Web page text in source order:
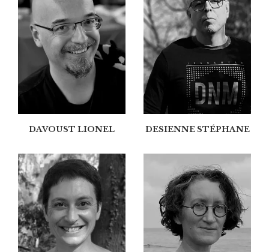
DAVOUST LIONEL DESIENNE STÉPHANE